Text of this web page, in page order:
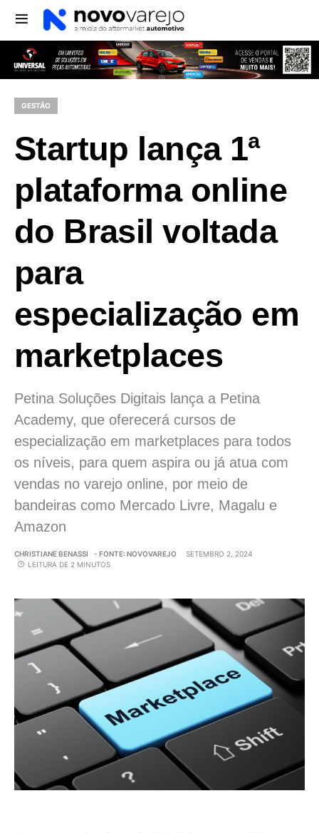
GESTÃO
Startup lança 1ª
plataforma online
do Brasil voltada
para
especialização em
marketplaces
Petina Soluções Digitais lança a Petina
Academy, que oferecerá cursos de
especialização em marketplaces para todos
os níveis, para quem aspira ou já atua com
vendas no varejo online, por meio de
bandeiras como Mercado Livre, Magalu e
Amazon
CHRISTIANE BENASSI - FONTE: NOVOVAREJO
SETEMBRO 2, 2024
LEITURA DE 2 MINUTOS